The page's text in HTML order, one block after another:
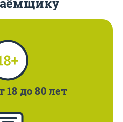
18 до 80 лет